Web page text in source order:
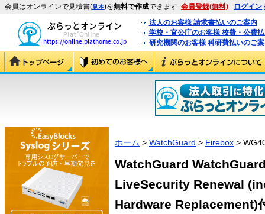
会員はオンラインで見積書(見本)を無料で作成できます 会員登録(無料) ログイン
法人のお客様 請求書払いのご案内
学校・官公庁のお客様 校費・公費
研究機関のお客様 科研費払いのご
ホーム > WatchGuard > Firebox >
WatchGuard
LiveSecurity Renewal
Hardware Replacement)